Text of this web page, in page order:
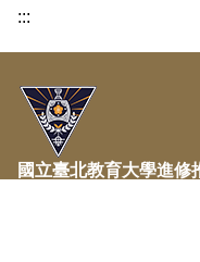
:::
國立臺北教育大學進修